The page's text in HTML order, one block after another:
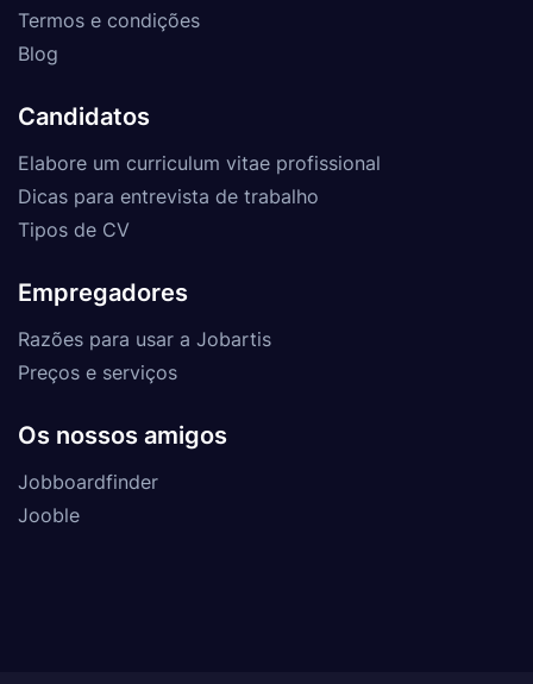
Termos e condições
Blog
Candidatos
Elabore um curriculum vitae profissional
Dicas para entrevista de trabalho
Tipos de CV
Empregadores
Razões para usar a Jobartis
Preços e serviços
Os nossos amigos
Jobboardfinder
Jooble